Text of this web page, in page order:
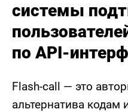
системы
по API-
Flash-call — это
альтернатива кодам